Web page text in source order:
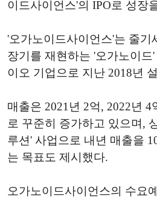
이드사이언스'의 IPO로 성장
'오가노이드사이언스'는 줄기
장기를 재현하는 '오가노이
이오 기업으로 지난 2018년
매출은 2021년 2억, 2022년 4
로 꾸준히 증가하고 있으며,
루션' 사업으로 내년 매출을
는 목표도 제시했다.
오가노이드사이언스의 수요